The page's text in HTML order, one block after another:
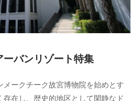
ーバンリゾート特集
ークチーク故宮博物院を始めとす
存在し、歴史的地区として閑静なド